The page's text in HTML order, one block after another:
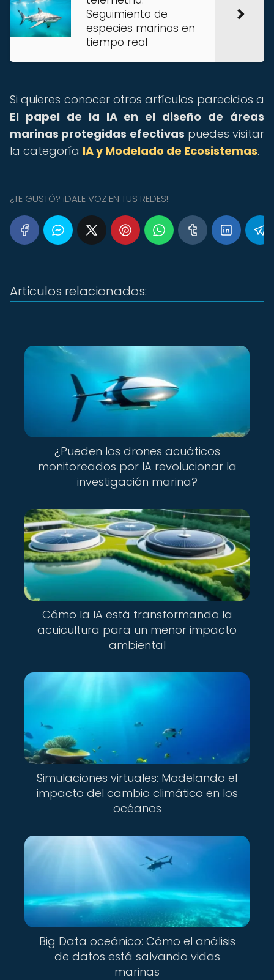
Seguimiento de
especies marinas en
tiempo real
Si quieres conocer otros artículos parecidos a
El papel de la IA en el diseño de áreas
marinas protegidas efectivas puedes visitar
la categoría IA y Modelado de Ecosistemas.
¿TE GUSTÓ? ¡DALE VOZ EN TUS REDES!
Articulos relacionados:
¿Pueden los drones acuáticos
monitoreados por IA revolucionar la
investigación marina?
Cómo la IA está transformando la
acuicultura para un menor impacto
ambiental
Simulaciones virtuales: Modelando el
impacto del cambio climático en los
océanos
Big Data oceánico: Cómo el análisis
de datos está salvando vidas
marinas